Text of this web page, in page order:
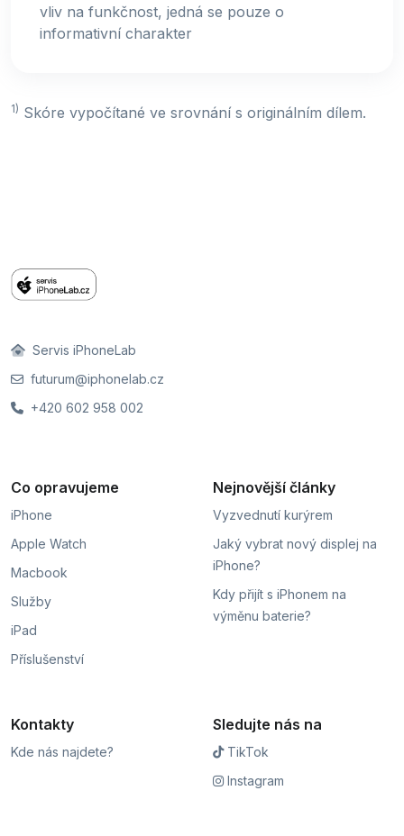
vliv na funkčnost, jedná se pouze o
informativní charakter
1) Skóre vypočítané ve srovnání s originálním dílem.
Servis iPhoneLab
futurum@iphonelab.cz
+420 602 958 002
Co opravujeme
iPhone
Apple Watch
Macbook
Služby
iPad
Příslušenství
Nejnovější články
Vyzvednutí kurýrem
Jaký vybrat nový displej na
iPhone?
Kdy přijít s iPhonem na
výměnu baterie?
Kontakty
Kde nás najdete?
Sledujte nás na
TikTok
Instagram